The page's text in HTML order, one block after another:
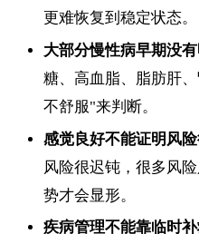
更难恢复到稳定状态。
大部分慢性病早期没有
糖、高血脂、脂肪肝
不舒服"来判断。
感觉良好不能证明风险
风险很迟钝，很多风
势才会显形。
疾病管理不能靠临时补